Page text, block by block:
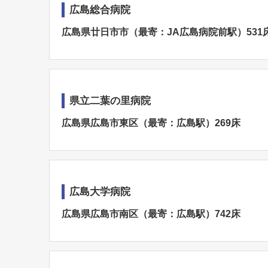
広島総合病院
広島県廿日市市（最寄：JA広島病院前駅）531
県立二葉の里病院
広島県広島市東区（最寄：広島駅）269床
広島大学病院
広島県広島市南区（最寄：広島駅）742床